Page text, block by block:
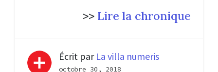
>> Lire la chronique
Écrit par La villa numeris
octobre 30, 2018